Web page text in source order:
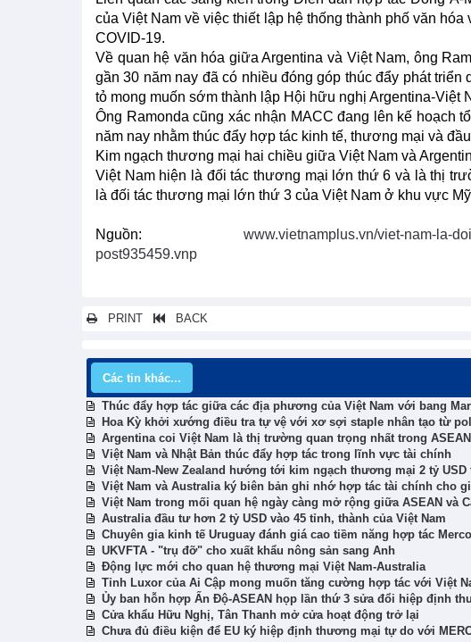
của Việt Nam về việc thiết lập hệ thống thành phố văn
COVID-19.
Về quan hệ văn hóa giữa Argentina và Việt Nam, ông
gần 30 năm nay đã có nhiều đóng góp thúc đẩy phát
tỏ mong muốn sớm thành lập Hội hữu nghị Argentina-Việt
Ông Ramonda cũng xác nhận MACC đang lên kế hoạch
năm nay nhằm thúc đẩy hợp tác kinh tế, thương mại và
Kim ngạch thương mại hai chiều giữa Việt Nam và
Việt Nam hiện là đối tác thương mại lớn thứ 6 và là thị
là đối tác thương mại lớn thứ 3 của Việt Nam ở khu vực
Nguồn: www.vietnamplus.vn/viet-nam-la-
post935459.vnp
PRINT BACK
Các tin khác...
Thúc đẩy hợp tác giữa các địa phương của Việt Nam với bang
Hoa Kỳ khởi xướng điều tra tự vệ với xơ sợi staple nhân tạo từ
Argentina coi Việt Nam là thị trường quan trọng nhất trong ASEAN
Việt Nam và Nhật Bản thúc đẩy hợp tác trong lĩnh vực tài chính
Việt Nam-New Zealand hướng tới kim ngạch thương mại 2 tỷ USD
Việt Nam và Australia ký biên bản ghi nhớ hợp tác tài chính cho
Việt Nam trong mối quan hệ ngày càng mở rộng giữa ASEAN và
Australia đầu tư hơn 2 tỷ USD vào 45 tỉnh, thành của Việt Nam
Chuyên gia kinh tế Uruguay đánh giá cao tiềm năng hợp tác
UKVFTA - "trụ đỡ" cho xuất khẩu nông sản sang Anh
Động lực mới cho quan hệ thương mại Việt Nam-Australia
Tỉnh Luxor của Ai Cập mong muốn tăng cường hợp tác với Việt
Ủy ban hỗn hợp Ấn Độ-ASEAN họp lần thứ 3 sửa đổi hiệp định
Cửa khẩu Hữu Nghị, Tân Thanh mở cửa hoạt động trở lại
Chưa đủ điều kiện để EU ký hiệp định thương mại tự do với